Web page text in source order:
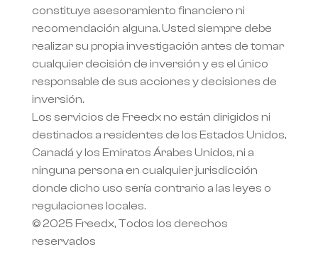
constituye asesoramiento financiero ni
recomendación alguna. Usted siempre debe
realizar su propia investigación antes de tomar
cualquier decisión de inversión y es el único
responsable de sus acciones y decisiones de
inversión.
Los servicios de Freedx no están dirigidos ni
destinados a residentes de los Estados Unidos,
Canadá y los Emiratos Árabes Unidos, ni a
ninguna persona en cualquier jurisdicción
donde dicho uso sería contrario a las leyes o
regulaciones locales.
© 2025 Freedx, Todos los derechos
reservados